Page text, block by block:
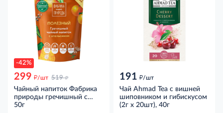
-42%
299 д/шт 519 д
Чайный напиток Фабрика
природы гречишный с
апельсином
50г
191 д/шт
Чай Ahmad Tea с вишней
шиповником и гибискусом
(2г x 20шт), 40г